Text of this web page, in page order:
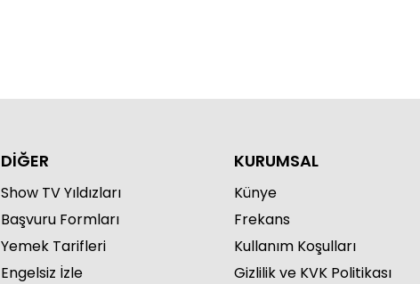
Kuaförüm Sensin 329. Bölüm
DİĞER
Show TV Yıldızları
Başvuru Formları
Yemek Tarifleri
Engelsiz İzle
KURUMSAL
Künye
Frekans
Kullanım Koşulları
Gizlilik ve KVK Politikası